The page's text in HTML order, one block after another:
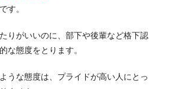
す。
りがいいのに、部下や後輩など格下認
な態度をとります。
うな態度は、プライドが高い人にとっ